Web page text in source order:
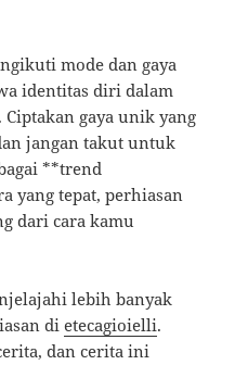
mode dan gaya
identitas diri dalam
gaya unik yang
jangan takut untuk
**trend
yang tepat, perhiasan
dari cara kamu
lebih banyak
dietecagioielli.
dan cerita ini